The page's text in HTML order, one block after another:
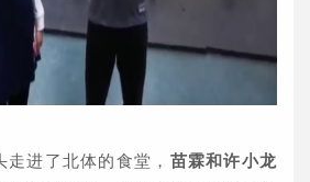
进了北体的食堂， 苗霖和许小龙